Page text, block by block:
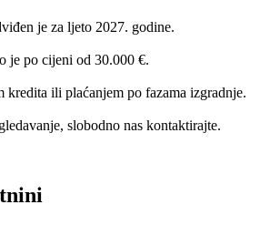
je za ljeto 2027. godine.
je po cijeni od 30.000 €.
kredita ili plaćanjem po fazama izgradnje.
slobodno nas kontaktirajte.